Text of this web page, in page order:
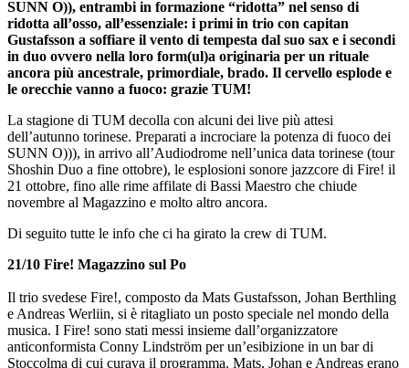
SUNN O)), entrambi in formazione “ridotta” nel senso di
ridotta all’osso, all’essenziale: i primi in trio con capitan
Gustafsson a soffiare il vento di tempesta dal suo sax e i secondi
in duo ovvero nella loro form(ul)a originaria per un rituale
ancora più ancestrale, primordiale, brado. Il cervello esplode e
le orecchie vanno a fuoco: grazie TUM!
La stagione di TUM decolla con alcuni dei live più attesi
dell’autunno torinese. Preparati a incrociare la potenza di fuoco dei
SUNN O))), in arrivo all’Audiodrome nell’unica data torinese (tour
Shoshin Duo a fine ottobre), le esplosioni sonore jazzcore di Fire! il
21 ottobre, fino alle rime affilate di Bassi Maestro che chiude
novembre al Magazzino e molto altro ancora.
Di seguito tutte le info che ci ha girato la crew di TUM.
21/10 Fire! Magazzino sul Po
Il trio svedese Fire!, composto da Mats Gustafsson, Johan Berthling
e Andreas Werliin, si è ritagliato un posto speciale nel mondo della
musica. I Fire! sono stati messi insieme dall’organizzatore
anticonformista Conny Lindström per un’esibizione in un bar di
Stoccolma di cui curava il programma. Mats, Johan e Andreas erano